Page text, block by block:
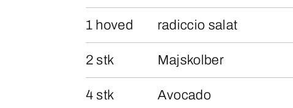
1 hoved radiccio salat
2 stk Majskolber
4 stk Avocado